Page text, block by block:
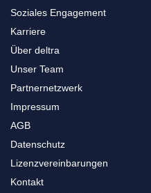
Soziales Engagement
Karriere
Über deltra
Unser Team
Partnernetzwerk
Impressum
AGB
Datenschutz
Lizenzvereinbarungen
Kontakt